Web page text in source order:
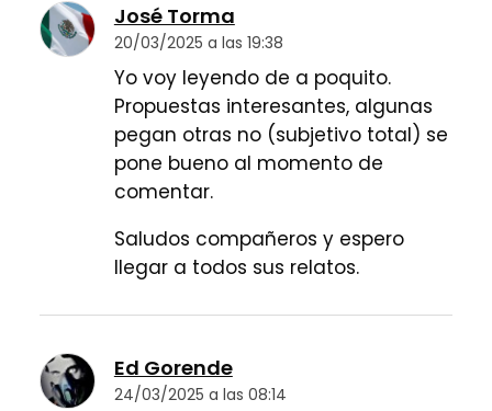
José Torma
20/03/2025 a las 19:38
Yo voy leyendo de a poquito.
Propuestas interesantes, algunas
pegan otras no (subjetivo total) se
pone bueno al momento de
comentar.
Saludos compañeros y espero
llegar a todos sus relatos.
Ed Gorende
24/03/2025 a las 08:14